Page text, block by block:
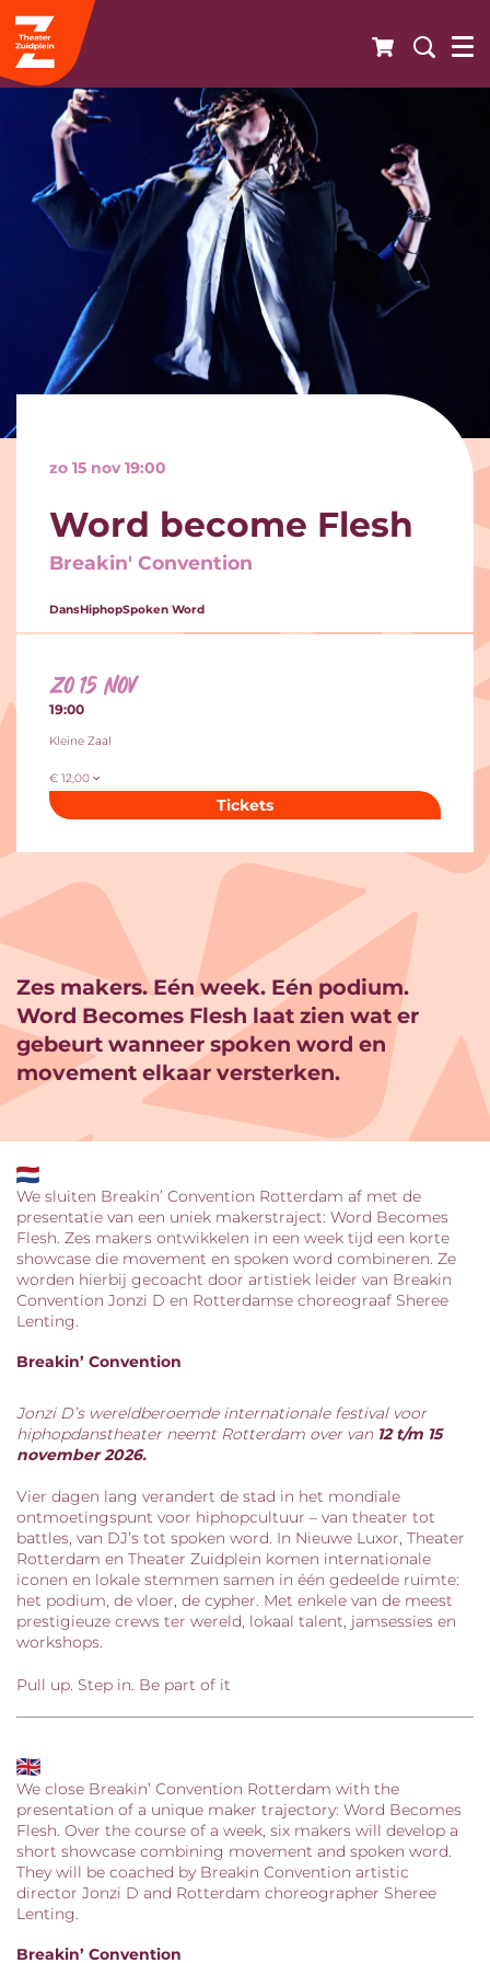
Word become Flesh
Breakin' Convention
zo 15 nov19:00
DansHiphopSpoken Word
zo 15 nov
19:00
Kleine Zaal
€ 12,00
Tickets
Zes makers. Eén week. Eén podium.
Word Becomes Flesh laat zien wat er
gebeurt wanneer spoken word en
movement elkaar versterken.
We sluiten Breakin’ Convention Rotterdam af met de
presentatie van een uniek makerstraject: Word Becomes
Flesh. Zes makers ontwikkelen in een week tijd een korte
showcase die movement en spoken word combineren. Ze
worden hierbij gecoacht door artistiek leider van Breakin
Convention Jonzi D en Rotterdamse choreograaf Sheree
Lenting.
Breakin’ Convention
Jonzi D’s wereldberoemde internationale festival voor
hiphopdanstheater neemt Rotterdam over van 12 t/m 15
november 2026.
Vier dagen lang verandert de stad in het mondiale
ontmoetingspunt voor hiphopcultuur – van theater tot
battles, van DJ’s tot spoken word. In Nieuwe Luxor, Theater
Rotterdam en Theater Zuidplein komen internationale
iconen en lokale stemmen samen in één gedeelde ruimte:
het podium, de vloer, de cypher. Met enkele van de meest
prestigieuze crews ter wereld, lokaal talent, jamsessies en
workshops.
Pull up. Step in. Be part of it
We close Breakin’ Convention Rotterdam with the
presentation of a unique maker trajectory: Word Becomes
Flesh. Over the course of a week, six makers will develop a
short showcase combining movement and spoken word.
They will be coached by Breakin Convention artistic
director Jonzi D and Rotterdam choreographer Sheree
Lenting.
Breakin’ Convention